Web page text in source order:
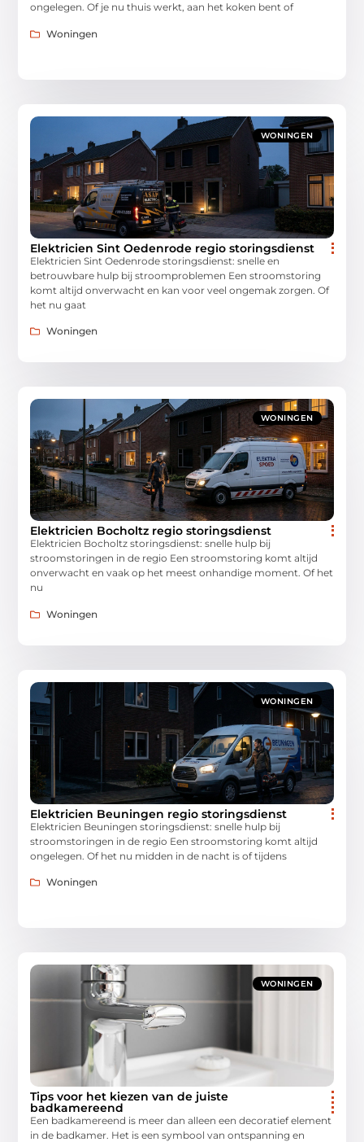
ongelegen. Of je nu thuis werkt, aan het koken bent of
Woningen
WONINGEN
Elektricien Sint Oedenrode regio storingsdienst
Elektricien Sint Oedenrode storingsdienst: snelle en
betrouwbare hulp bij stroomproblemen Een stroomstoring
komt altijd onverwacht en kan voor veel ongemak zorgen. Of
het nu gaat
Woningen
WONINGEN
Elektricien Bocholtz regio storingsdienst
Elektricien Bocholtz storingsdienst: snelle hulp bij
stroomstoringen in de regio Een stroomstoring komt altijd
onverwacht en vaak op het meest onhandige moment. Of het
nu
Woningen
WONINGEN
Elektricien Beuningen regio storingsdienst
Elektricien Beuningen storingsdienst: snelle hulp bij
stroomstoringen in de regio Een stroomstoring komt altijd
ongelegen. Of het nu midden in de nacht is of tijdens
Woningen
WONINGEN
Tips voor het kiezen van de juiste
badkamereend
Een badkamereend is meer dan alleen een decoratief element
in de badkamer. Het is een symbool van ontspanning en